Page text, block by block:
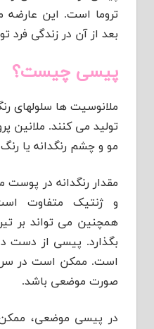
تروما است. این عارضه
بعد از آن در زندگی فرد
پیسی چیست؟
ملانوسیت ها سلولهای
تولید می کنند. ملانین
مو و چشم رنگدانه یا
مقدار رنگدانه در پوست
و ژنتیک متفاوت
همچنین می تواند بر
بگذارد. پیسی از دست
است. ممکن است در
صورت موضعی باشد.
در پیسی موضعی،